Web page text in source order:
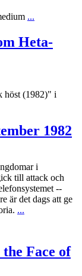
...
Heta-
höst (1982)" i
1982
i
till attack och
--
är det dags att ge
...
Face of